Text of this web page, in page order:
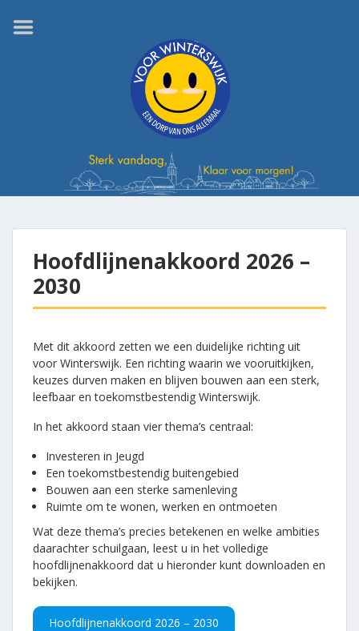
Hoofdlijnenakkoord 2026 –
2030
Met dit akkoord zetten we een duidelijke richting uit
voor Winterswijk. Een richting waarin we vooruitkijken,
keuzes durven maken en blijven bouwen aan een sterk,
leefbaar en toekomstbestendig Winterswijk.
In het akkoord staan vier thema’s centraal:
Investeren in Jeugd
Een toekomstbestendig buitengebied
Bouwen aan een sterke samenleving
Ruimte om te wonen, werken en ontmoeten
Wat deze thema’s precies betekenen en welke ambities
daarachter schuilgaan, leest u in het volledige
hoofdlijnenakkoord dat u hieronder kunt downloaden en
bekijken.
Hoofdlijnenakkoord 2026 – 2030
Home
Verkiezingsprogramma
Hoofdlijnenakkoord
2026 – 2030
Sterk vandaag, klaar
Kernwaarden
Missie
Visie
Actualiteiten
Begrippenlijst